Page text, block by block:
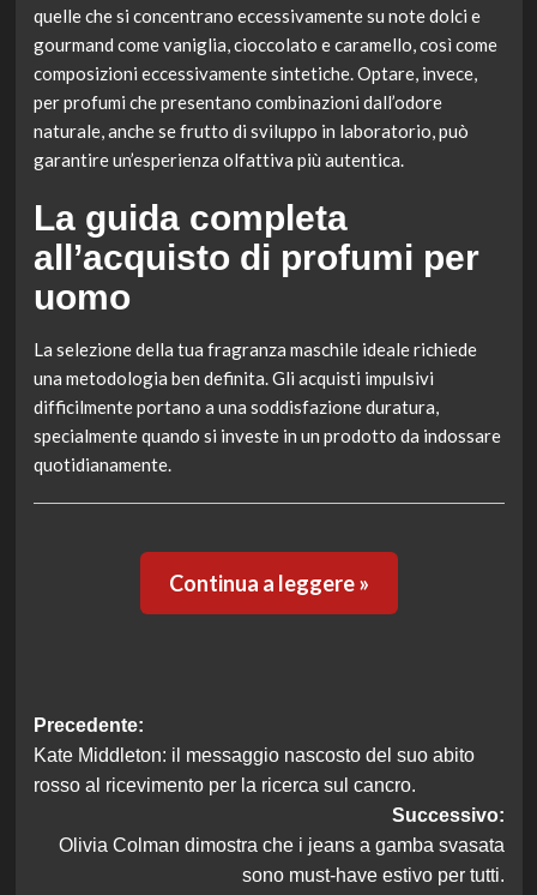
quelle che si concentrano eccessivamente su note dolci e
gourmand come vaniglia, cioccolato e caramello, così come
composizioni eccessivamente sintetiche. Optare, invece,
per profumi che presentano combinazioni dall’odore
naturale, anche se frutto di sviluppo in laboratorio, può
garantire un’esperienza olfattiva più autentica.
La guida completa
all’acquisto di profumi per
uomo
La selezione della tua fragranza maschile ideale richiede
una metodologia ben definita. Gli acquisti impulsivi
difficilmente portano a una soddisfazione duratura,
specialmente quando si investe in un prodotto da indossare
quotidianamente.
Continua a leggere »
Navigazione
articolo
Precedente:
Kate Middleton: il messaggio nascosto del suo abito
rosso al ricevimento per la ricerca sul cancro.
Successivo:
Olivia Colman dimostra che i jeans a gamba svasata
sono must-have estivo per tutti.